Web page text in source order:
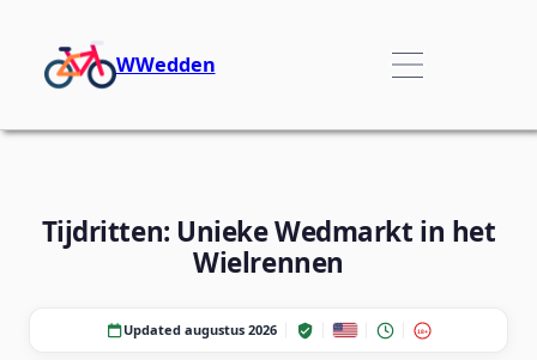
WWedden
Tijdritten: Unieke Wedmarkt in het
Wielrennen
Updated augustus 2026 18+